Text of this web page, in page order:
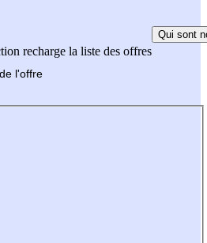
recharge la liste des offres
Qui sont
de l'offre